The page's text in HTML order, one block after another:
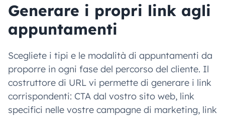
Generare i propri link agli
appuntamenti
Scegliete i tipi e le modalità di appuntamenti da
proporre in ogni fase del percorso del cliente. Il
costruttore di URL vi permette di generare i link
corrispondenti: CTA dal vostro sito web, link
specifici nelle vostre campagne di marketing, link